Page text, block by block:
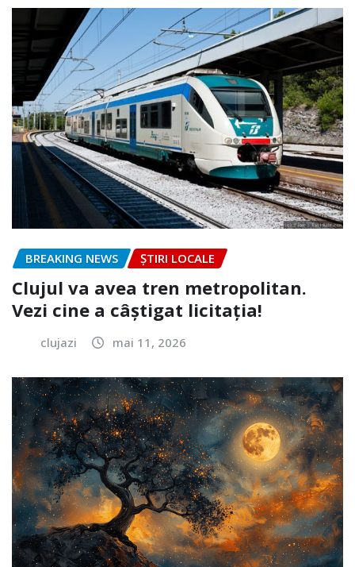
BREAKING NEWS ȘTIRI LOCALE
Clujul va avea tren metropolitan.
Vezi cine a câștigat licitația!
clujazi mai 11, 2026